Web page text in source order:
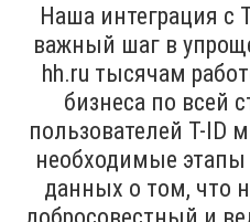
Наша интеграция с
важный шаг в
hh.ru тысячам
бизнеса по всей
пользователей T-
необходимые этапы
данных о том, что